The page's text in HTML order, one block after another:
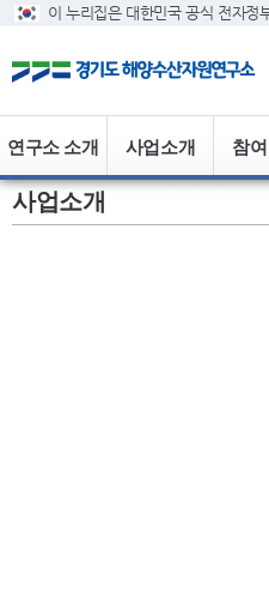
이 누리집은 대한민국 공식 전자정
참
사업소개
연구소 소개
사업소개